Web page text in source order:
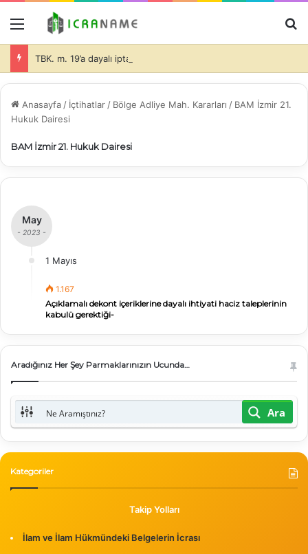
Menü
Anasayfa/ İçtihatlar/ Bölge Adliye Mah. Kararları / BAM İzmir 21.
Hukuk Dairesi
BAM İzmir 21. Hukuk Dairesi
May
- 2023 -
1 Mayıs
1.167
Açıklamalı dekont içeriklerine dayalı ihtiyati haciz taleplerinin
kabulü gerektiği-
Aradığınız Her Şey Parmaklarınızın Ucunda…
Ara
Kategoriler
Takip Yolları
İlam ve İlam Hükmündeki Belgelerin İcrası